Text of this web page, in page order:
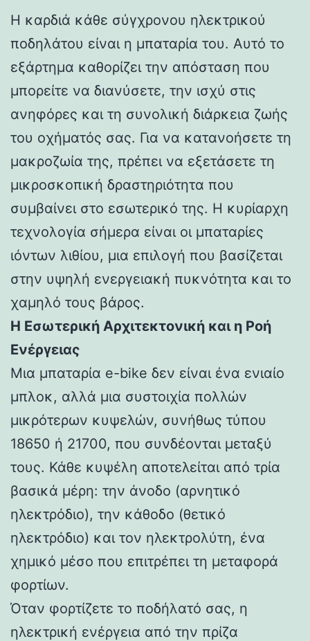
Η καρδιά κάθε σύγχρονου ηλεκτρικού
ποδηλάτου είναι η μπαταρία του. Αυτό το
εξάρτημα καθορίζει την απόσταση που
μπορείτε να διανύσετε, την ισχύ στις
ανηφόρες και τη συνολική διάρκεια ζωής
του οχήματός σας. Για να κατανοήσετε τη
μακροζωία της, πρέπει να εξετάσετε τη
μικροσκοπική δραστηριότητα που
συμβαίνει στο εσωτερικό της. Η κυρίαρχη
τεχνολογία σήμερα είναι οι μπαταρίες
ιόντων λιθίου, μια επιλογή που βασίζεται
στην υψηλή ενεργειακή πυκνότητα και το
χαμηλό τους βάρος.
Η Εσωτερική Αρχιτεκτονική και η Ροή
Ενέργειας
Μια μπαταρία e-bike δεν είναι ένα ενιαίο
μπλοκ, αλλά μια συστοιχία πολλών
μικρότερων κυψελών, συνήθως τύπου
18650 ή 21700, που συνδέονται μεταξύ
τους. Κάθε κυψέλη αποτελείται από τρία
βασικά μέρη: την άνοδο (αρνητικό
ηλεκτρόδιο), την κάθοδο (θετικό
ηλεκτρόδιο) και τον ηλεκτρολύτη, ένα
χημικό μέσο που επιτρέπει τη μεταφορά
φορτίων.
Όταν φορτίζετε το ποδήλατό σας, η
ηλεκτρική ενέργεια από την πρίζα